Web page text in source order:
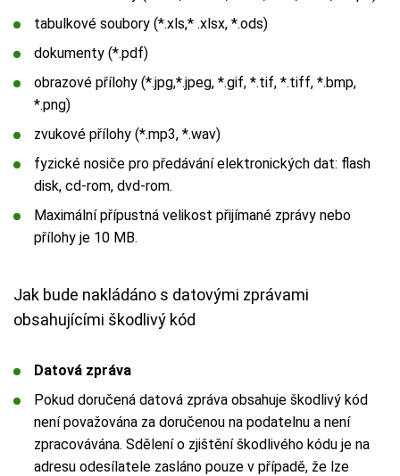
tabulkové soubory (*.xls,* .xlsx, *.ods)
dokumenty (*.pdf)
obrazové přílohy (*.jpg,*.jpeg, *.gif, *.tif, *.tiff, *.bmp,
*.png)
zvukové přílohy (*.mp3, *.wav)
fyzické nosiče pro předávání elektronických dat: flash
disk, cd-rom, dvd-rom.
Maximální přípustná velikost přijímané zprávy nebo
přílohy je 10 MB.
Jak bude nakládáno s datovými zprávami
obsahujícími škodlivý kód
Datová zpráva
Pokud doručená datová zpráva obsahuje škodlivý kód
není považována za doručenou na podatelnu a není
zpracovávána. Sdělení o zjištění škodlivého kódu je na
adresu odesílatele zasláno pouze v případě, že lze